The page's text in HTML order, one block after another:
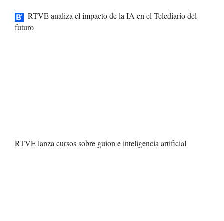
RTVE analiza el impacto de la IA en el Telediario del
futuro
RTVE lanza cursos sobre guion e inteligencia artificial